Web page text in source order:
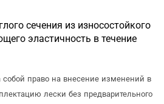
сечения из износостойкого
эластичность в течение
собой право на внесение изменений в
лески без предварительного